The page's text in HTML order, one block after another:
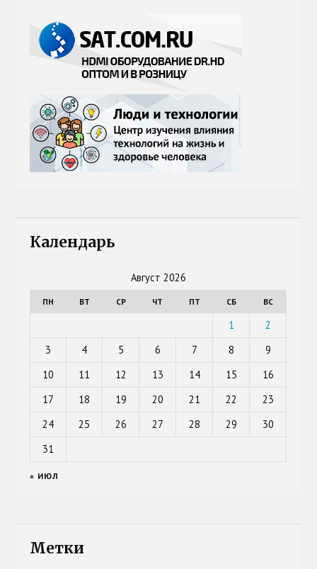
Календарь
Август 2026
ПН ВТ СР ЧТ ПТ СБ ВС
1
2
3
4 5 6 7 8
9
10
11 12 13 14 15
16
17
18 19 20 21 22
23
24
25 26 27 28 29
30
31
« ИЮЛ
Метки